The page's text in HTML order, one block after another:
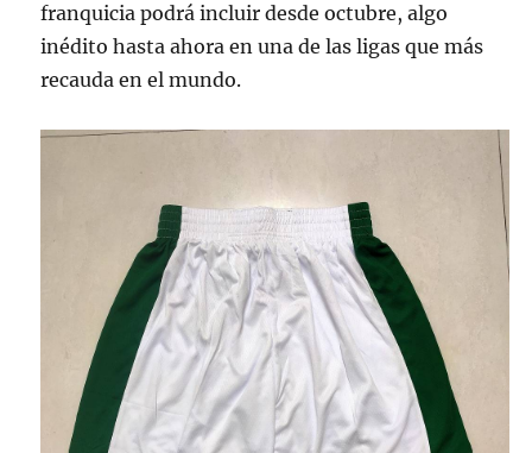
franquicia podrá incluir desde octubre, algo
inédito hasta ahora en una de las ligas que más
recauda en el mundo.